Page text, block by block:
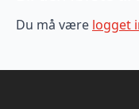
Du må være logget